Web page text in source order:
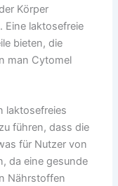
Körper
Eine laktosefreie
bieten, die
man Cytomel
laktosefreies
führen, dass die
für Nutzer von
da eine gesunde
Nährstoffen